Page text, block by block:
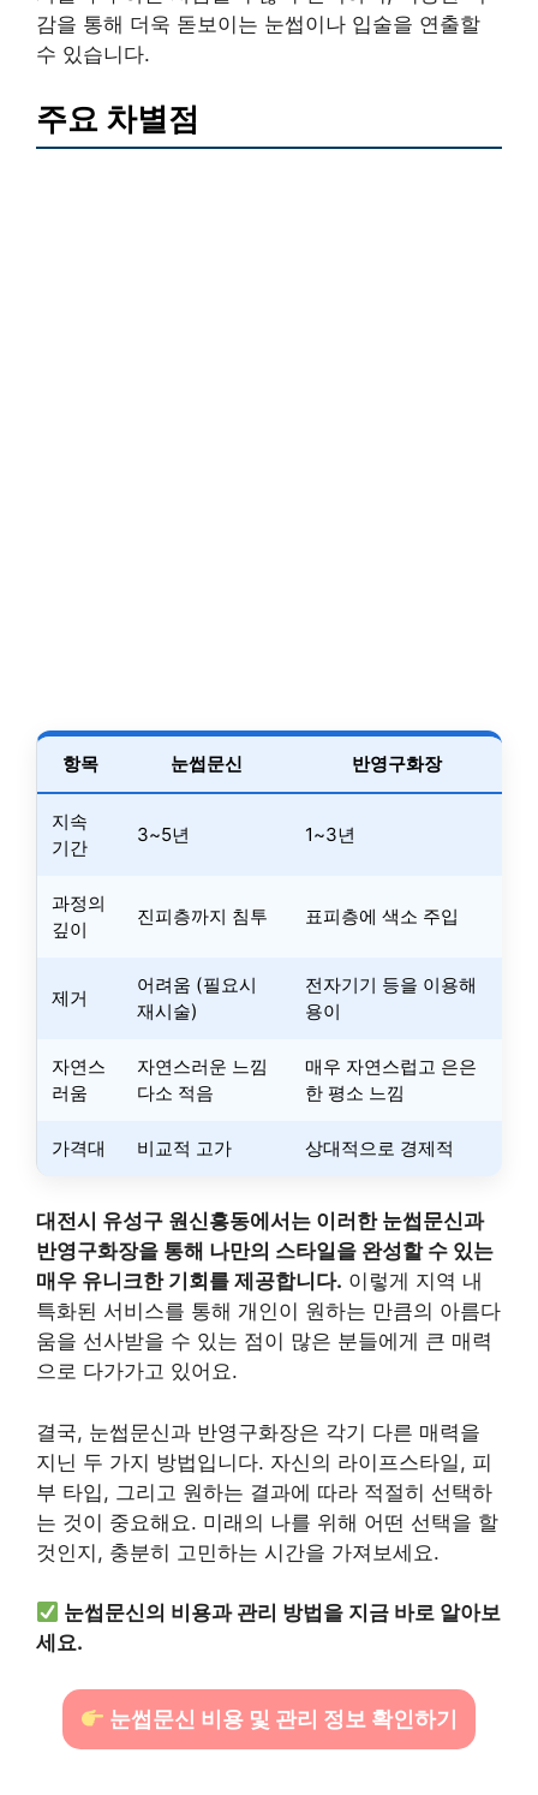
감을 통해 더욱 돋보이는 눈썹이나 입술을 연출할
수 있습니다.
주요 차별점
항목 눈썹문신 반영구화장
지속
기간
3~5년 1~3년
과정의
깊이
진피층까지 침투 표피층에 색소 주입
제거
어려움 (필요시
재시술)
전자기기 등을 이용해
용이
자연스
러움
자연스러운 느낌
다소 적음
매우 자연스럽고 은은
한 평소 느낌
가격대 비교적 고가 상대적으로 경제적
대전시 유성구 원신흥동에서는 이러한 눈썹문신과
반영구화장을 통해 나만의 스타일을 완성할 수 있는
매우 유니크한 기회를 제공합니다. 이렇게 지역 내
특화된 서비스를 통해 개인이 원하는 만큼의 아름다
움을 선사받을 수 있는 점이 많은 분들에게 큰 매력
으로 다가가고 있어요.
결국, 눈썹문신과 반영구화장은 각기 다른 매력을
지닌 두 가지 방법입니다. 자신의 라이프스타일, 피
부 타입, 그리고 원하는 결과에 따라 적절히 선택하
는 것이 중요해요. 미래의 나를 위해 어떤 선택을 할
것인지, 충분히 고민하는 시간을 가져보세요.
눈썹문신의 비용과 관리 방법을 지금 바로 알아보
세요.
눈썹문신 비용 및 관리 정보 확인하기